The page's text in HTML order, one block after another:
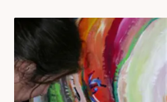
Referenten (m/w/d)
Kursnummer
Kategorien
Point Zero Painting – Die Kraft